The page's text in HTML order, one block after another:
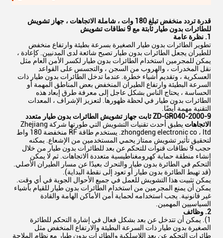
قدرة تردد منخفض تبلغ 180 وات ، شاملة الاتجاهات ، جهاز تشويش
للطائرات بدون طيار ثابتة مع 9 نطاقات تشويش
1. نظرة عامة
تطوير الطائرات بدون طيار الصغيرة بسرعة بطيئة وارتفاع منخفض
للطيران يجعل الطائرات بدون طيار تصبح شائعة لدى المدنيين. كإعادة ،
يمكن للمجرمين استخدام الطائرات بدون طيار لكسر الأمن العام مثل
نقل المخدرات ، والهروب من السجن ، والتجسس على القواعد
العسكرية ، وتقديم أشياء خطرة. عندما تدخل الطائرات بدون طيار ذات
السرعة البطيئة وارتفاع الطيران المنخفض بعض المناطق المهمة أو
الحساسة ، يحتاج الناس بشكل عاجل إلى معرفة طرق إبعاد هذه
الطائرات بدون طيار في لحظة ظهورها. لتعزيز الإشراف ، المعدات
التقنية مهمة أيضًا.
ZD-GR040-2000-9 ثابت جهاز تشويش الطائرات بدون طيار متعدد
الاتجاهات
يطبق أحدث تقنيات التشويش التي طورتها شركة Zhejiang
zhongdeng electronic co ، ltd. يستخدم طاقة RF منخفضة 180 واط
لتحقيق تأثير تشويش ممتاز يحمي المستخدمين من الإشعاع. يمكنه
حجب 9 نطاقات قنوات للتحكم عن بعد للطائرات بدون طيار من خلال
إنشاء منطقة حماية كهرومغناطيسية متعددة الاتجاهات. ثم لا يمكن
التحكم في الطائرة بدون طيار والتحرك بعيدًا عن مسار الطيران الأصلي.
(قد تهبط الطائرة بدون طيار أو تعود إلى نقطة البداية).
يمكن تثبيت هذا التشويش للعمل في جميع الأحوال الجوية في أي وقت.
يمكن أن يمنع المجرمين من استخدام الطائرات بدون طيار للقيام بأشياء
غير قانونية. يجب استخدامه لحماية أمن الأماكن الهامة والقادة
السياسيين المهمين.
2. وظائف
1). يمكن أن تتدخل عن بعد بشكل فعال في إشارة التحكم للطائرة
الصغيرة بدون طيار ذات السرعة البطيئة والارتفاع المنخفض مثل
طائرات التحكم عن بعد اللاسلكية والطائرات بدون طيار مع نظام الملاحة